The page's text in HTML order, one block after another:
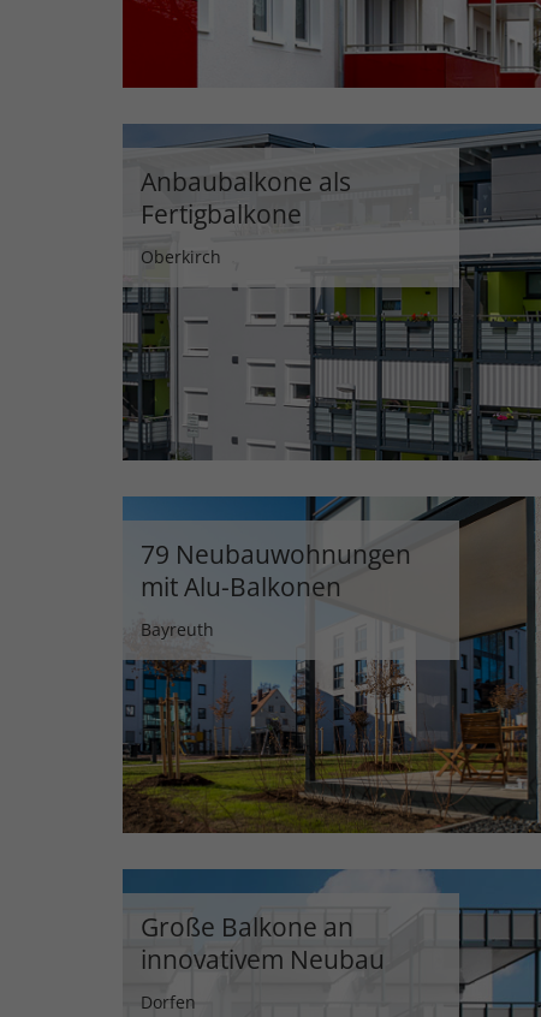
Anbaubalkone als
Fertigbalkone
Oberkirch
79 Neubauwohnungen
mit Alu-Balkonen
Bayreuth
Große Balkone an
innovativem Neubau
Dorfen